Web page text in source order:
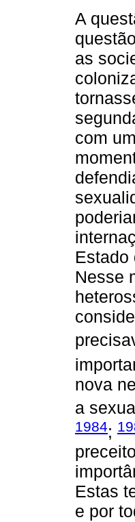
A
as
com
Estado
Nesse
nova
a
1984;
Estas
e por